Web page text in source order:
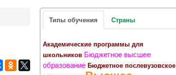
Типы обучения Страны
Академические программы для
школьников Бюджетное высшее
образование Бюджетное послевузовское